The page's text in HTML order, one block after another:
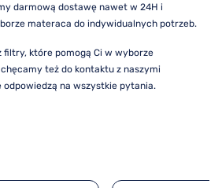
darmową dostawę nawet w 24H i
materaca do indywidualnych potrzeb.
filtry, które pomogą Ci w wyborze
też do kontaktu z naszymi
na wszystkie pytania.